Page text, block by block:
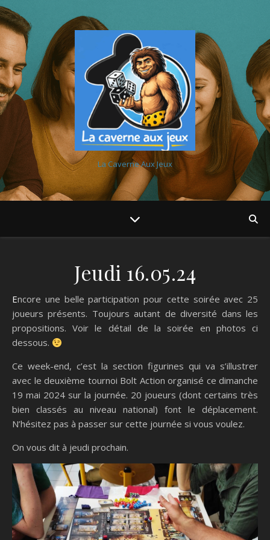
La Caverne Aux Jeux
Jeudi 16.05.24
Encore une belle participation pour cette soirée avec 25
joueurs présents. Toujours autant de diversité dans les
propositions. Voir le détail de la soirée en photos ci
dessous.
Ce week-end, c’est la section figurines qui va s’illustrer
avec le deuxième tournoi Bolt Action organisé ce dimanche
19 mai 2024 sur la journée. 20 joueurs (dont certains très
bien classés au niveau national) font le déplacement.
N’hésitez pas à passer sur cette journée si vous voulez.
On vous dit à jeudi prochain.